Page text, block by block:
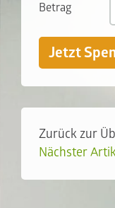
Betrag
Jetzt
Zurück zur
Nächster